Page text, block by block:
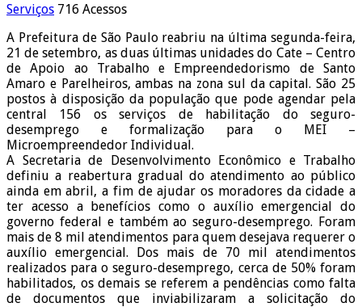
Serviços 716 Acessos
A Prefeitura de São Paulo reabriu na última segunda-feira,
21 de setembro, as duas últimas unidades do Cate – Centro
de Apoio ao Trabalho e Empreendedorismo de Santo
Amaro e Parelheiros, ambas na zona sul da capital. São 25
postos à disposição da população que pode agendar pela
central 156 os serviços de habilitação do seguro-
desemprego e formalização para o MEI –
Microempreendedor Individual.
A Secretaria de Desenvolvimento Econômico e Trabalho
definiu a reabertura gradual do atendimento ao público
ainda em abril, a fim de ajudar os moradores da cidade a
ter acesso a benefícios como o auxílio emergencial do
governo federal e também ao seguro-desemprego. Foram
mais de 8 mil atendimentos para quem desejava requerer o
auxílio emergencial. Dos mais de 70 mil atendimentos
realizados para o seguro-desemprego, cerca de 50% foram
habilitados, os demais se referem a pendências como falta
de documentos que inviabilizaram a solicitação do